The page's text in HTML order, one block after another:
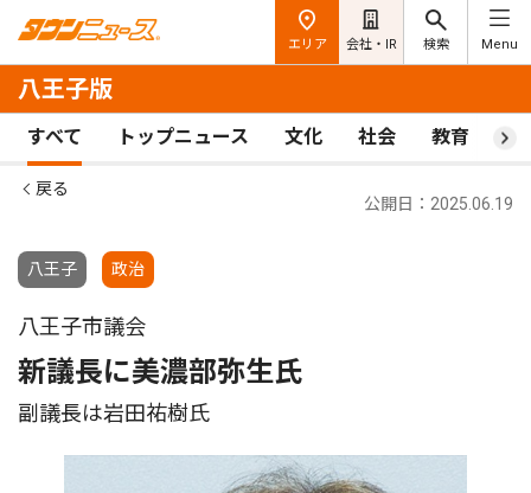
エリア 会社・IR 検索 Menu
八王子版
すべて トップニュース 文化 社会 教育 ス
戻る
八王子 政治
公開日：2025.06.19
八王子市議会
新議長に美濃部弥生氏
副議長は岩田祐樹氏